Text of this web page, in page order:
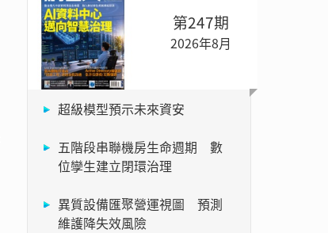
第247期
2026年8月
超級模型預示未來資安
五階段串聯機房生命週期 數
位孿生建立閉環治理
異質設備匯聚營運視圖 預測
維護降失效風險